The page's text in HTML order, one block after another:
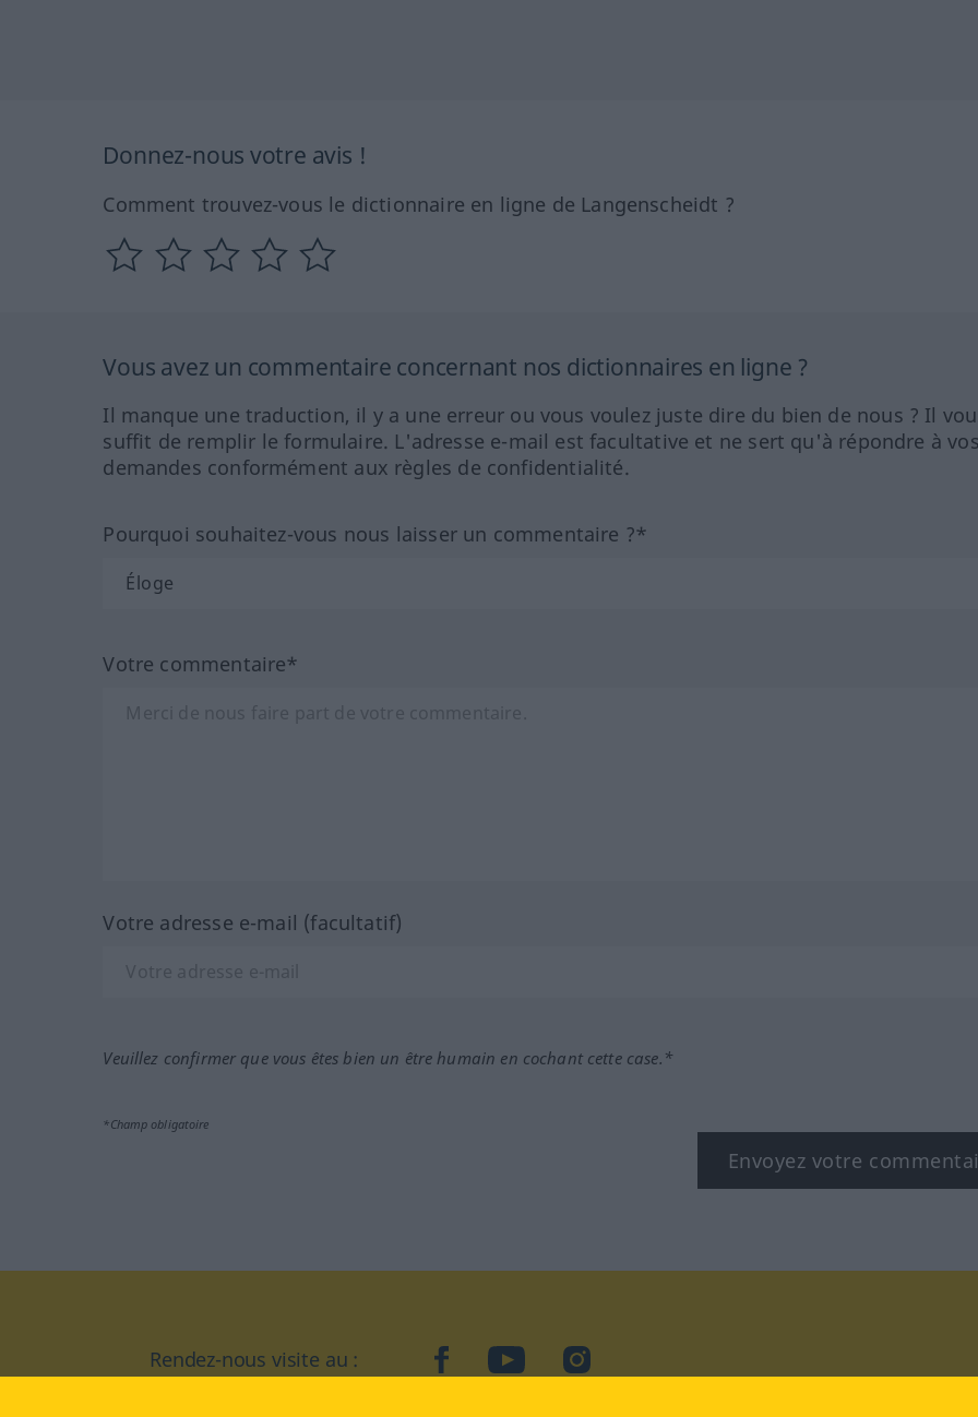
Donnez-nous votre avis !
Comment trouvez-vous le dictionnaire en ligne de Langenscheidt ?
Vous avez un commentaire concernant nos dictionnaires en ligne ?
Il manque une traduction, il y a une erreur ou vous voulez juste dire du bien de nous ? Il
suffit de remplir le formulaire. L'adresse e-mail est facultative et ne sert qu'à répondre à
demandes conformément aux règles de confidentialité.
Pourquoi souhaitez-vous nous laisser un commentaire ?*
Votre commentaire*
Votre adresse e-mail (facultatif)
Veuillez confirmer que vous êtes bien un être humain en cochant cette case.*
*Champ obligatoire
Envoyez votre
Rendez-nous visite au : facebookYouTubeInstagram